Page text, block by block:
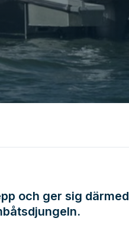
och ger sig därmed